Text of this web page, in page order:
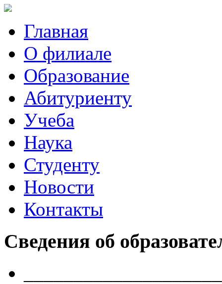
Главная
О филиале
Образование
Абитуриенту
Учеба
Наука
Студенту
Новости
Контакты
Сведения об